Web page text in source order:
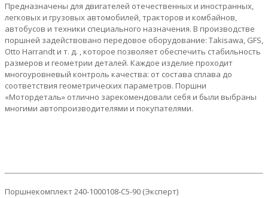
Предназначены для двигателей отечественных и иностранных,
легковых и грузовых автомобилей, тракторов и комбайнов,
автобусов и техники специального назначения. В производстве
поршней задействовано передовое оборудование: Takisawa, GFS,
Otto Harrandt и т. д. , которое позволяет обеспечить стабильность
размеров и геометрии деталей. Каждое изделие проходит
многоуровневый контроль качества: от состава сплава до
соответствия геометрических параметров. Поршни
«Мотордеталь» отлично зарекомендовали себя и были выбраны
многими автопроизводителями и покупателями.
Поршнекомплект 240-1000108-С5-90 (Эксперт)